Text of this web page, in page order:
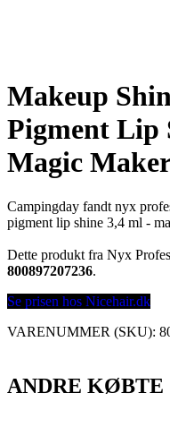
Makeup
Pigment Lip
Magic
Campingday fandt nyx
pigment lip shine 3,4 ml -
Dette produkt fra Nyx
800897207236.
Se prisen hos Nicehair.dk
VARENUMMER (SKU):
ANDRE KØBTE